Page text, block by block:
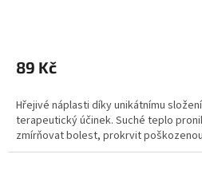
89 Kč
Hřejivé náplasti díky unikátnímu
terapeutický účinek. Suché teplo
zmírňovat bolest, prokrvit